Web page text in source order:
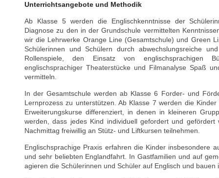
Unterrichtsangebote und Methodik
Ab Klasse 5 werden die Englischkenntnisse der
Diagnose zu den in der Grundschule vermittelten
wir die Lehrwerke Orange Line (Gesamtschule) und Green
Schülerinnen und Schülern durch abwechslungsreiche
Rollenspiele, den Einsatz von englischsprachigen
englischsprachiger Theaterstücke und Filmanalyse Spaß
vermitteln.
In der Gesamtschule werden ab Klasse 6 Forder- und
Lernprozess zu unterstützen. Ab Klasse 7 werden die
Erweiterungskurse differenziert, in denen in kleineren
werden, dass jedes Kind individuell gefordert und
Nachmittag freiwillig an Stütz- und Liftkursen teilnehmen.
Englischsprachige Praxis erfahren die Kinder insbesondere
und sehr beliebten Englandfahrt. In Gastfamilien und auf
agieren die Schülerinnen und Schüler auf Englisch und bauen